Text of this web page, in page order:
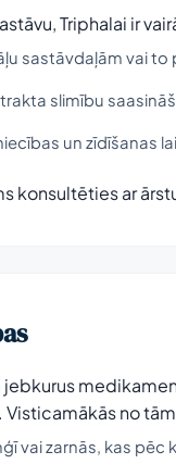
Triphalai ir
sastāvdaļām vai to
slimību
un zīdīšanas
konsultēties ar
no
vai zarnās, kas pēc